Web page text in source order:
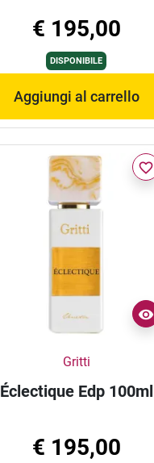
€ 195,00
DISPONIBILE
Aggiungi al carrello
favorite_border
Gritti
Éclectique Edp 100ml
€ 195,00